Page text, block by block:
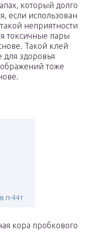
который долго
если использован
неприятности
токсичные пары
Такой клей
здоровья
тоже
п-44т
кора пробкового